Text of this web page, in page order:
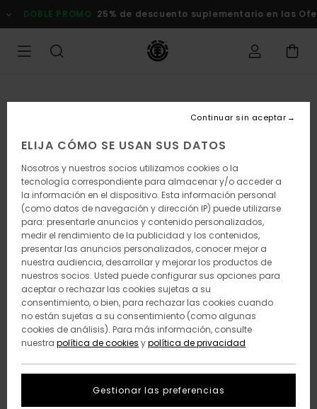
la
DOBLE PROMO 25% de descuento suplementario en las Ofertas
ELIJA CÓMO SE USAN SUS DATOS
Nosotros y nuestros socios utilizamos cookies o la
tecnología correspondiente para almacenar y/o acceder a
la información en el dispositivo. Esta información personal
(como datos de navegación y dirección IP) puede utilizarse
para: presentarle anuncios y contenido personalizados,
medir el rendimiento de la publicidad y los contenidos,
presentar las anuncios personalizados, conocer mejor a
nuestra audiencia, desarrollar y mejorar los productos de
nuestros socios. Usted puede configurar sus opciones para
aceptar o rechazar las cookies sujetas a su
consentimiento, o bien, para rechazar las cookies cuando
no están sujetas a su consentimiento (como algunas
cookies de análisis). Para más información, consulte
nuestra política de cookies ypolítica de privacidad
Gestionar las preferencias
Continuar sin aceptar